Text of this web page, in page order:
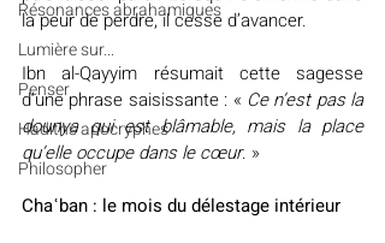
Résonances abrahamiques
Lumière sur...
Penser
Hadiths apocryphes
Philosopher
la peur de perdre, il cesse d’avancer.
Ibn al-Qayyim résumait cette sagesse
d’une phrase saisissante : « Ce n’est pas la
dounya qui est blâmable, mais la place
qu’elle occupe dans le cœur. »
Chaʿban : le mois du délestage intérieur